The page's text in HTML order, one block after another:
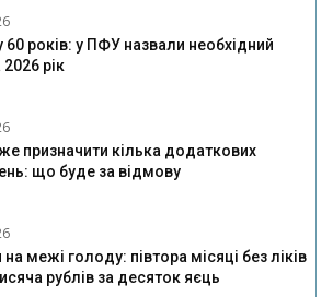
60 років: у ПФУ назвали необхідний
рік
призначити кілька додаткових
що буде за відмову
межі голоду: півтора місяці без ліків
рублів за десяток яєць